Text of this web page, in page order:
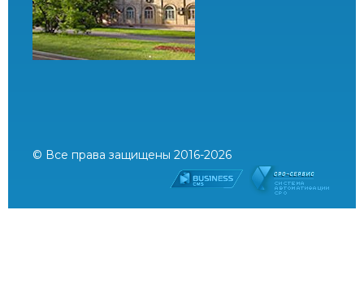
© Все права защищены 2016-2026